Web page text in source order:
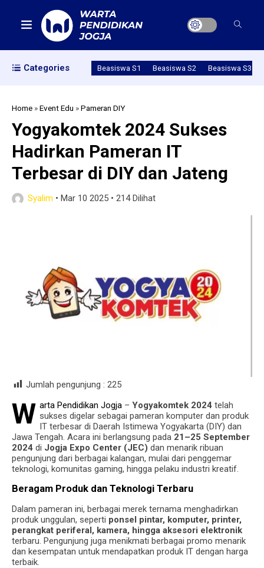
Categories Beasiswa S1 Beasiswa S2 Beasiswa S3
Home »Event Edu »Pameran DIY
Yogyakomtek 2024 Sukses
Hadirkan Pameran IT
Terbesar di DIY dan Jateng
Syalim • Mar 10 2025 • 214 Dilihat
Jumlah pengunjung : 225
W arta Pendidikan Jogja – Yogyakomtek 2024 telah
sukses digelar sebagai pameran komputer dan produk
IT terbesar di Daerah Istimewa Yogyakarta (DIY) dan
Jawa Tengah. Acara ini berlangsung pada 21–25 September
2024 di Jogja Expo Center (JEC) dan menarik ribuan
pengunjung dari berbagai kalangan, mulai dari penggemar
teknologi, komunitas gaming, hingga pelaku industri kreatif.
Beragam Produk dan Teknologi Terbaru
Dalam pameran ini, berbagai merek ternama menghadirkan
produk unggulan, seperti ponsel pintar, komputer, printer,
perangkat periferal, kamera, hingga aksesori elektronik
terbaru. Pengunjung juga menikmati berbagai promo menarik
dan kesempatan untuk mendapatkan produk IT dengan harga
terbaik.